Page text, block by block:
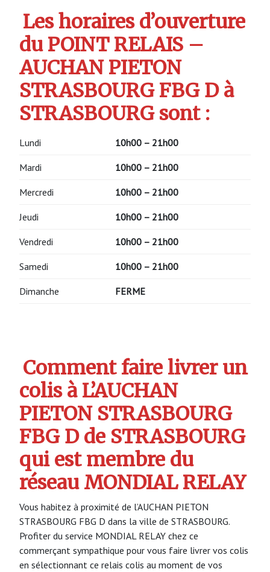
Les horaires d’ouverture
du POINT RELAIS –
AUCHAN PIETON
STRASBOURG FBG D à
STRASBOURG sont :
Lundi 10h00 – 21h00
Mardi 10h00 – 21h00
Mercredi 10h00 – 21h00
Jeudi 10h00 – 21h00
Vendredi 10h00 – 21h00
Samedi 10h00 – 21h00
Dimanche FERME
Comment faire livrer un
colis à L’AUCHAN
PIETON STRASBOURG
FBG D de STRASBOURG
qui est membre du
réseau MONDIAL RELAY
Vous habitez à proximité de l’AUCHAN PIETON
STRASBOURG FBG D dans la ville de STRASBOURG.
Profiter du service MONDIAL RELAY chez ce
commerçant sympathique pour vous faire livrer vos colis
en sélectionnant ce relais colis au moment de vos